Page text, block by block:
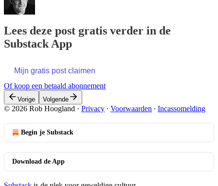
Lees deze post gratis verder in de
Substack App
Mijn gratis post claimen
Of koop een betaald abonnement
Vorige Volgende
© 2026 Rob Hoogland · Privacy ∙ Voorwaarden ∙ Incassomelding
Begin je Substack
Download de App